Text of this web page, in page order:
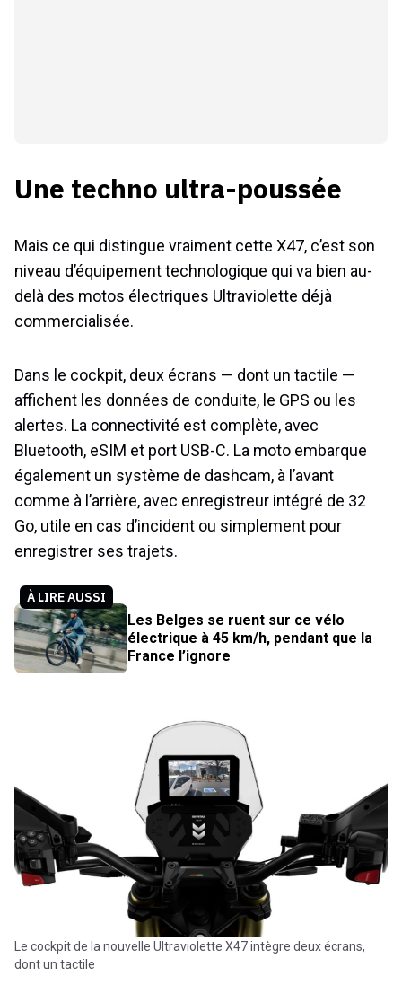
Une techno ultra-poussée
Mais ce qui distingue vraiment cette X47, c’est son
niveau d’équipement technologique qui va bien au-
delà des motos électriques Ultraviolette déjà
commercialisée.
Dans le cockpit, deux écrans — dont un tactile —
affichent les données de conduite, le GPS ou les
alertes. La connectivité est complète, avec
Bluetooth, eSIM et port USB-C. La moto embarque
également un système de dashcam, à l’avant
comme à l’arrière, avec enregistreur intégré de 32
Go, utile en cas d’incident ou simplement pour
enregistrer ses trajets.
À LIRE AUSSI
Les Belges se ruent sur ce vélo
électrique à 45 km/h, pendant que la
France l’ignore
Le cockpit de la nouvelle Ultraviolette X47 intègre deux écrans,
dont un tactile